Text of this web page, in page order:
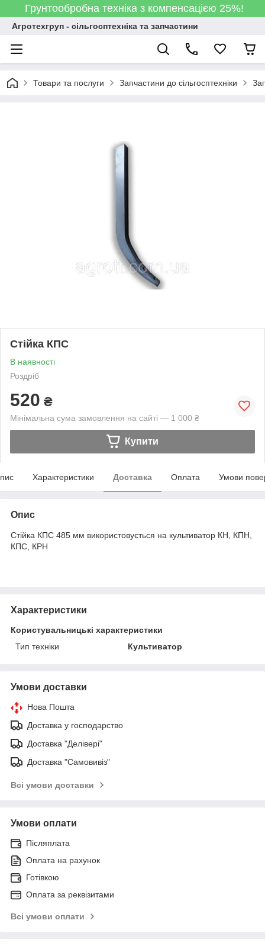
Грунтообробна техніка з компенсацією 25%!
Агротехгруп - сільгосптехніка та запчастини
Товари та послуги Запчастини до сільгосптехніки
Стійка КПС
В наявності
Роздріб
520 ₴
Мінімальна сума замовлення на сайті — 1 000 ₴
Купити
Характеристики Доставка Оплата Умови
Опис
Стійка КПС 485 мм використовується на культиватор КН, КПН,
КПС, КРН
Характеристики
Користувальницькі характеристики
Тип техніки
Культиватор
Умови доставки
Нова Пошта
Доставка у господарство
Доставка "Делівері"
Доставка "Самовивіз"
Всі умови доставки
Умови оплати
Післяплата
Оплата на рахунок
Готівкою
Оплата за реквізитами
Всі умови оплати